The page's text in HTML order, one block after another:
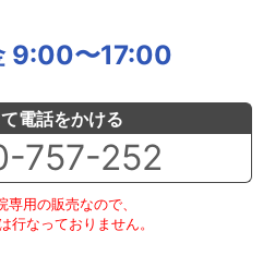
9:00〜17:00
電話をかける
757-252
用の販売なので、
行なっておりません。